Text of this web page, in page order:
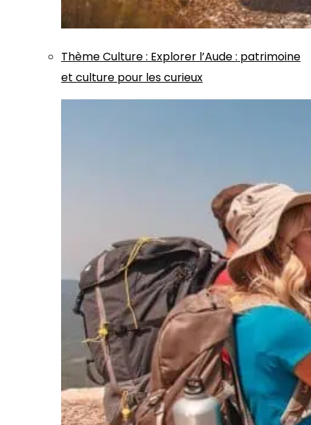
ThèmeCulture: Explorer l’Aude : patrimoine
et culture pour les curieux